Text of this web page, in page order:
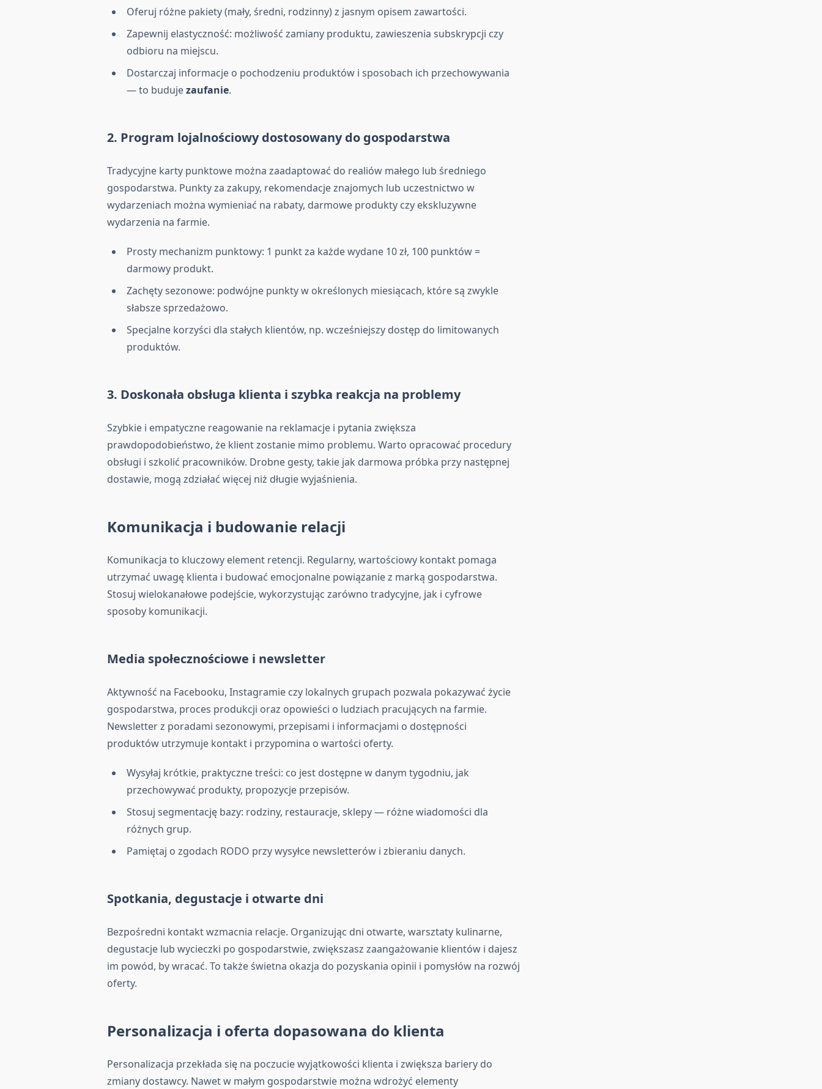
Oferuj różne pakiety (mały, średni, rodzinny) z jasnym opisem zawartości.
Zapewnij elastyczność: możliwość zamiany produktu, zawieszenia subskrypcji czy
odbioru na miejscu.
Dostarczaj informacje o pochodzeniu produktów i sposobach ich przechowywania
— to budujezaufanie.
2. Program lojalnościowy dostosowany do gospodarstwa
Tradycyjne karty punktowe można zaadaptować do realiów małego lub średniego
gospodarstwa. Punkty za zakupy, rekomendacje znajomych lub uczestnictwo w
wydarzeniach można wymieniać na rabaty, darmowe produkty czy ekskluzywne
wydarzenia na farmie.
Prosty mechanizm punktowy: 1 punkt za każde wydane 10 zł, 100 punktów =
darmowy produkt.
Zachęty sezonowe: podwójne punkty w określonych miesiącach, które są zwykle
słabsze sprzedażowo.
Specjalne korzyści dla stałych klientów, np. wcześniejszy dostęp do limitowanych
produktów.
3. Doskonała obsługa klienta i szybka reakcja na problemy
Szybkie i empatyczne reagowanie na reklamacje i pytania zwiększa
prawdopodobieństwo, że klient zostanie mimo problemu. Warto opracować procedury
obsługi i szkolić pracowników. Drobne gesty, takie jak darmowa próbka przy następnej
dostawie, mogą zdziałać więcej niż długie wyjaśnienia.
Komunikacja i budowanie relacji
Komunikacja to kluczowy element retencji. Regularny, wartościowy kontakt pomaga
utrzymać uwagę klienta i budować emocjonalne powiązanie z marką gospodarstwa.
Stosuj wielokanałowe podejście, wykorzystując zarówno tradycyjne, jak i cyfrowe
sposoby komunikacji.
Media społecznościowe i newsletter
Aktywność na Facebooku, Instagramie czy lokalnych grupach pozwala pokazywać życie
gospodarstwa, proces produkcji oraz opowieści o ludziach pracujących na farmie.
Newsletter z poradami sezonowymi, przepisami i informacjami o dostępności
produktów utrzymuje kontakt i przypomina o wartości oferty.
Wysyłaj krótkie, praktyczne treści: co jest dostępne w danym tygodniu, jak
przechowywać produkty, propozycje przepisów.
Stosuj segmentację bazy: rodziny, restauracje, sklepy — różne wiadomości dla
różnych grup.
Pamiętaj o zgodach RODO przy wysyłce newsletterów i zbieraniu danych.
Spotkania, degustacje i otwarte dni
Bezpośredni kontakt wzmacnia relacje. Organizując dni otwarte, warsztaty kulinarne,
degustacje lub wycieczki po gospodarstwie, zwiększasz zaangażowanie klientów i dajesz
im powód, by wracać. To także świetna okazja do pozyskania opinii i pomysłów na rozwój
oferty.
Personalizacja i oferta dopasowana do klienta
Personalizacja przekłada się na poczucie wyjątkowości klienta i zwiększa bariery do
zmiany dostawcy. Nawet w małym gospodarstwie można wdrożyć elementy